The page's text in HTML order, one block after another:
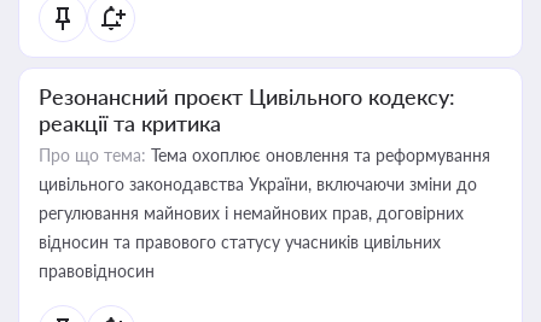
Резонансний проєкт Цивільного кодексу:
реакції та критика
Про що тема: Тема охоплює оновлення та реформування
цивільного законодавства України, включаючи зміни до
регулювання майнових і немайнових прав, договірних
відносин та правового статусу учасників цивільних
правовідносин